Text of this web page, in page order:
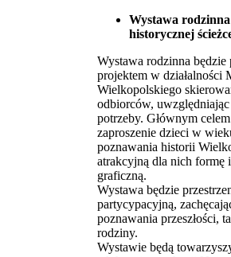
Wystawa
historycznej
Wystawa rodzinna
projektem w działalności
Wielkopolskiego
odbiorców,
potrzeby. Głównym
zaproszenie dzieci w
poznawania historii
atrakcyjną dla nich formę
graficzną.
Wystawa będzie
partycypacyjną,
poznawania przeszłości,
rodziny.
Wystawie będą